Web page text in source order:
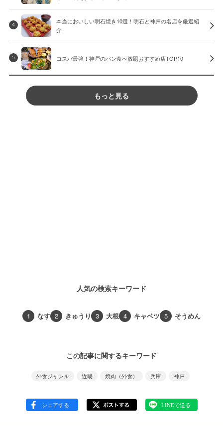
4
本当においしい明石焼き10選！明石と神戸の名店を厳選紹
介
5 コスパ最強！神戸のパン食べ放題おすすめ店TOP10
もっと見る
人気の検索キーワード
1 なす 2 きゅうり 3 大根 4 キャベツ 5 そうめん
この記事に関するキーワード
外食ジャンル 近畿 焼肉（外食） 兵庫 神戸